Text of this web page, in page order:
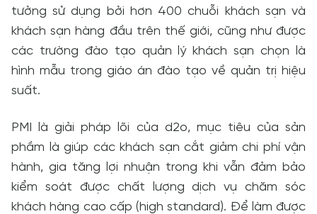
tưởng sử dụng bởi hơn 400 chuỗi khách sạn và
khách sạn hàng đầu trên thế giới, cũng như được
các trường đào tạo quản lý khách sạn chọn là
hình mẫu trong giáo án đào tạo về quản trị hiệu
suất.
PMI là giải pháp lõi của d2o, mục tiêu của sản
phầm là giúp các khách sạn cắt giảm chi phí vận
hành, gia tăng lợi nhuận trong khi vẫn đảm bảo
kiểm soát được chất lượng dịch vụ chăm sóc
khách hàng cao cấp (high standard). Để làm được